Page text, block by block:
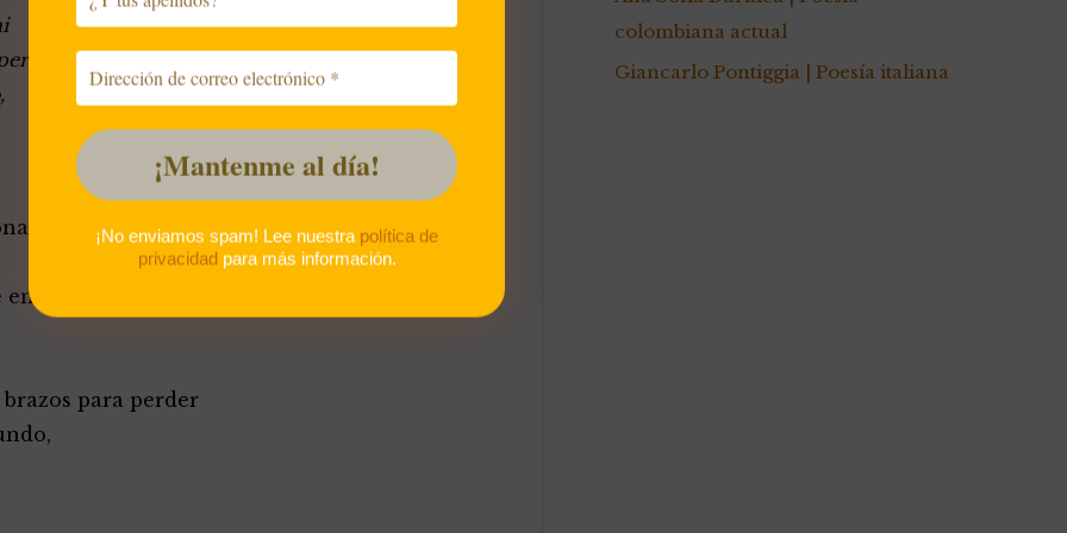
otro,
para perder
¡No enviamos spam! Lee nuestra política de
privacidadpara más información.
colombiana actual
Giancarlo Pontiggia | Poesía italiana